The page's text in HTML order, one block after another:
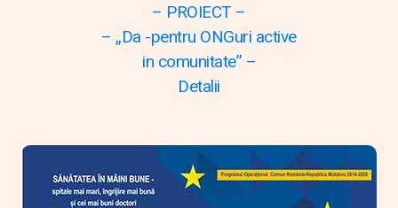
– PROIECT –
– „Da -pentru ONGuri active
in comunitate” –
Detalii